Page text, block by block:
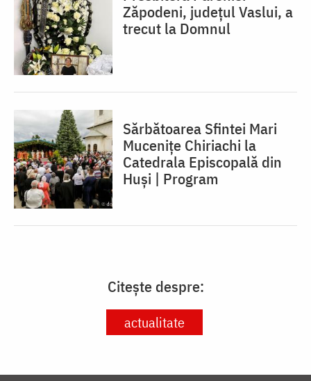
Zăpodeni, județul Vaslui, a
trecut la Domnul
Sărbătoarea Sfintei Mari
Mucenițe Chiriachi la
Catedrala Episcopală din
Huși | Program
Citește despre:
actualitate